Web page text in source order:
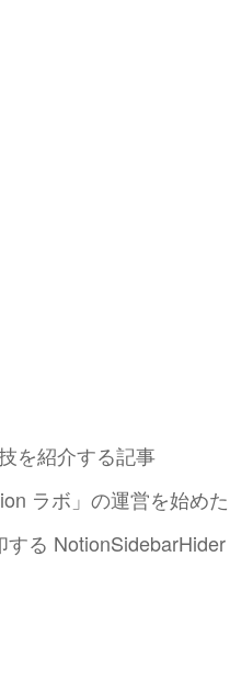
を紹介する記事
ラボ」の運営を始めた
る NotionSidebarHider